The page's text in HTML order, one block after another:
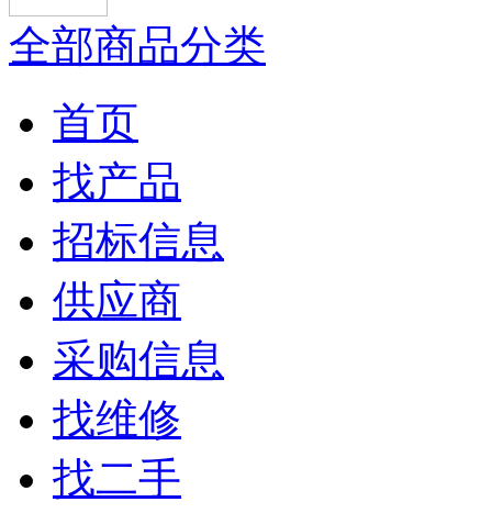
全部商品分类
首页
找产品
招标信息
供应商
采购信息
找维修
找二手